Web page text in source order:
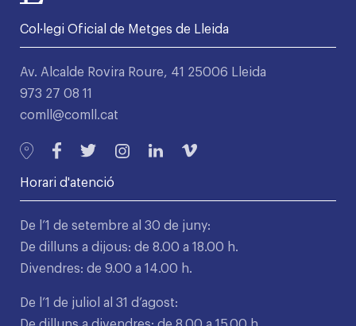
Col·legi Oficial de Metges de Lleida
Av. Alcalde Rovira Roure, 41 25006 Lleida
973 27 08 11
comll@comll.cat
Horari d'atenció
De l’1 de setembre al 30 de juny:
De dilluns a dijous: de 8.00 a 18.00 h.
Divendres: de 9.00 a 14.00 h.
De l’1 de juliol al 31 d’agost: